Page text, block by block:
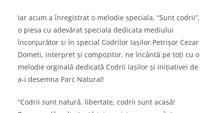
Iar acum a înregistrat o melodie speciala, “Sunt codrii”,
o piesa cu adevărat speciala dedicata mediului
înconjurător și în special Codrilor Iașilor.Petrișor Cezar
Dometi, interpret și compozitor, ne încântă pe toți cu o
melodie orginală dedicată Codrii Iașilor și inițiativei de
a-i desemna Parc Natural!
“Codrii sunt natură, libertate, codrii sunt acasă!